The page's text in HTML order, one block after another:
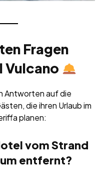
Fragen
Vulcano
Antworten auf die
die ihren Urlaub im
planen:
vom Strand
entfernt?